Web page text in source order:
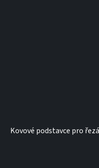
Kovové podstavce pro